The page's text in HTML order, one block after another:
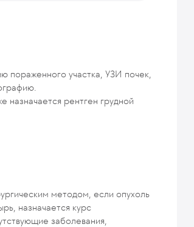
пораженного участка, УЗИ почек,
назначается рентген грудной
методом, если опухоль
назначается курс
заболевания,